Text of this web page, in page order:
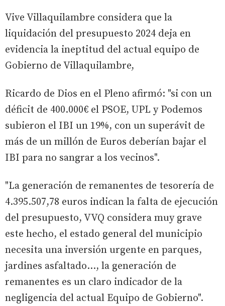
Vive Villaquilambre considera que la
liquidación del presupuesto 2024 deja en
evidencia la ineptitud del actual equipo de
Gobierno de Villaquilambre,
Ricardo de Dios en el Pleno afirmó: "si con un
déficit de 400.000€ el PSOE, UPL y Podemos
subieron el IBI un 19%, con un superávit de
más de un millón de Euros deberían bajar el
IBI para no sangrar a los vecinos".
"La generación de remanentes de tesorería de
4.395.507,78 euros indican la falta de ejecución
del presupuesto, VVQ considera muy grave
este hecho, el estado general del municipio
necesita una inversión urgente en parques,
jardines asfaltado…, la generación de
remanentes es un claro indicador de la
negligencia del actual Equipo de Gobierno".